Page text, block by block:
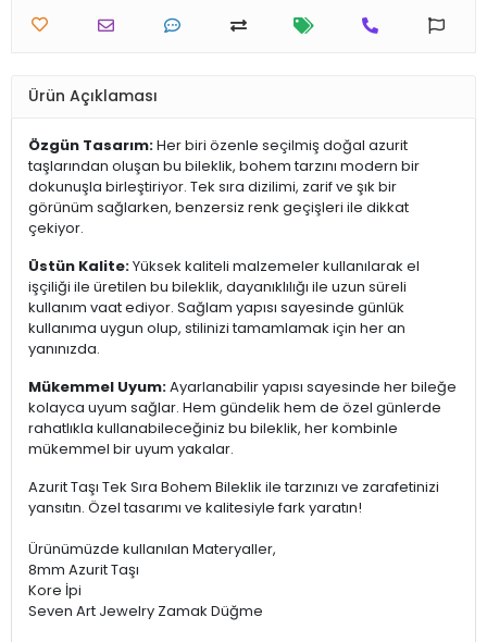
Ürün Açıklaması
Özgün Tasarım:Her biri özenle seçilmiş doğal azurit
taşlarından oluşan bu bileklik, bohem tarzını modern bir
dokunuşla birleştiriyor. Tek sıra dizilimi, zarif ve şık bir
görünüm sağlarken, benzersiz renk geçişleri ile dikkat
çekiyor.
Üstün Kalite:Yüksek kaliteli malzemeler kullanılarak el
işçiliği ile üretilen bu bileklik, dayanıklılığı ile uzun süreli
kullanım vaat ediyor. Sağlam yapısı sayesinde günlük
kullanıma uygun olup, stilinizi tamamlamak için her an
yanınızda.
Mükemmel Uyum:Ayarlanabilir yapısı sayesinde her bileğe
kolayca uyum sağlar. Hem gündelik hem de özel günlerde
rahatlıkla kullanabileceğiniz bu bileklik, her kombinle
mükemmel bir uyum yakalar.
Azurit Taşı Tek Sıra Bohem Bileklik ile tarzınızı ve zarafetinizi
yansıtın. Özel tasarımı ve kalitesiyle fark yaratın!
Ürünümüzde kullanılan Materyaller,
8mm Azurit Taşı
Kore İpi
Seven Art Jewelry Zamak Düğme